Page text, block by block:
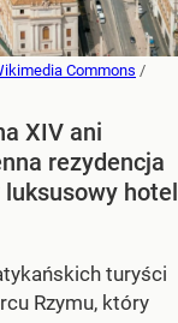
Commons /
XIV ani
rezydencja
hotel
turyści
Rzymu, który